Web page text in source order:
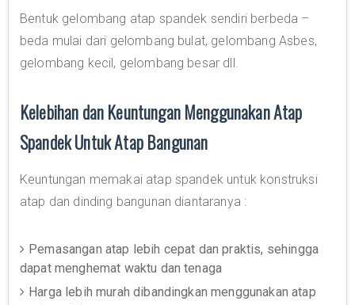
Bentuk gelombang atap spandek sendiri berbeda –
beda mulai dari gelombang bulat, gelombang Asbes,
gelombang kecil, gelombang besar dll.
Kelebihan dan Keuntungan Menggunakan Atap
Spandek Untuk Atap Bangunan
Keuntungan memakai atap spandek untuk konstruksi
atap dan dinding bangunan diantaranya :
Pemasangan atap lebih cepat dan praktis, sehingga
dapat menghemat waktu dan tenaga
Harga lebih murah dibandingkan menggunakan atap